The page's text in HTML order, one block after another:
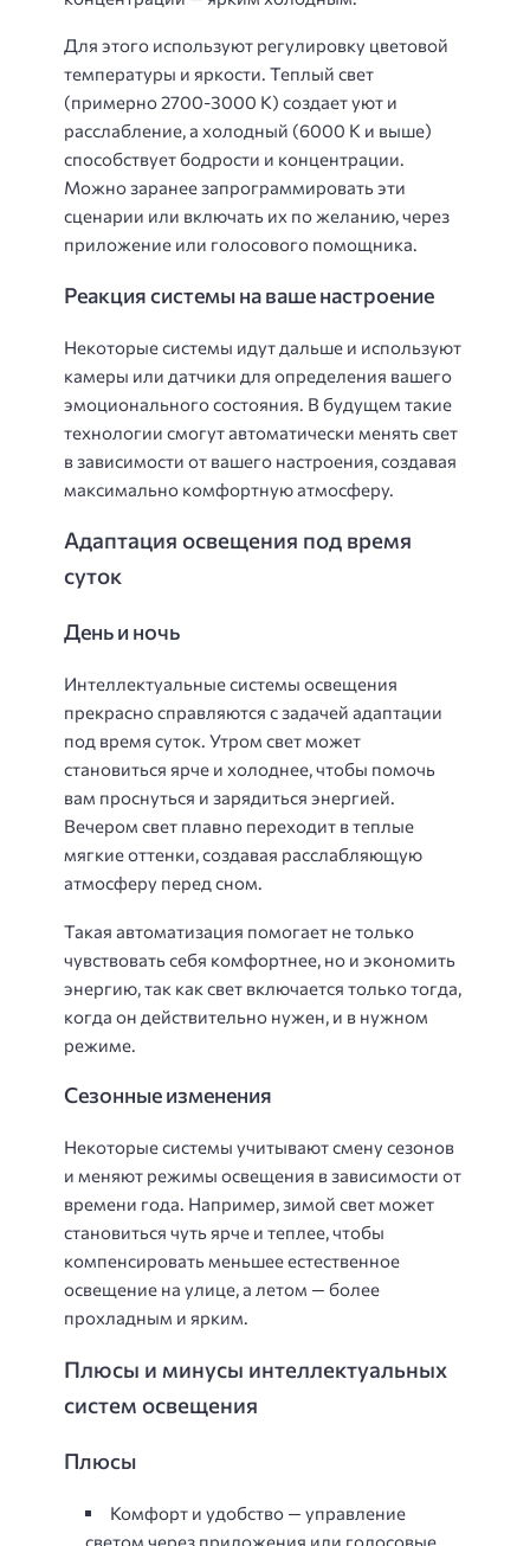
Для этого используют регулировку цветовой
температуры и яркости. Теплый свет
(примерно 2700-3000 К) создает уют и
расслабление, а холодный (6000 К и выше)
способствует бодрости и концентрации.
Можно заранее запрограммировать эти
сценарии или включать их по желанию, через
приложение или голосового помощника.
Реакция системы на ваше настроение
Некоторые системы идут дальше и используют
камеры или датчики для определения вашего
эмоционального состояния. В будущем такие
технологии смогут автоматически менять свет
в зависимости от вашего настроения, создавая
максимально комфортную атмосферу.
Адаптация освещения под время
суток
День и ночь
Интеллектуальные системы освещения
прекрасно справляются с задачей адаптации
под время суток. Утром свет может
становиться ярче и холоднее, чтобы помочь
вам проснуться и зарядиться энергией.
Вечером свет плавно переходит в теплые
мягкие оттенки, создавая расслабляющую
атмосферу перед сном.
Такая автоматизация помогает не только
чувствовать себя комфортнее, но и экономить
энергию, так как свет включается только тогда,
когда он действительно нужен, и в нужном
режиме.
Сезонные изменения
Некоторые системы учитывают смену сезонов
и меняют режимы освещения в зависимости от
времени года. Например, зимой свет может
становиться чуть ярче и теплее, чтобы
компенсировать меньшее естественное
освещение на улице, а летом — более
прохладным и ярким.
Плюсы и минусы интеллектуальных
систем освещения
Плюсы
Комфорт и удобство — управление
светом через приложения или голосовые